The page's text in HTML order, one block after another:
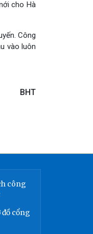
cho Hà
Công
vào luôn
BHT
công
đồ cổng